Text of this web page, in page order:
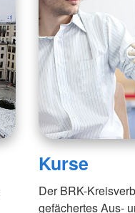
Kurse
Der BRK-
gefächertes Aus-